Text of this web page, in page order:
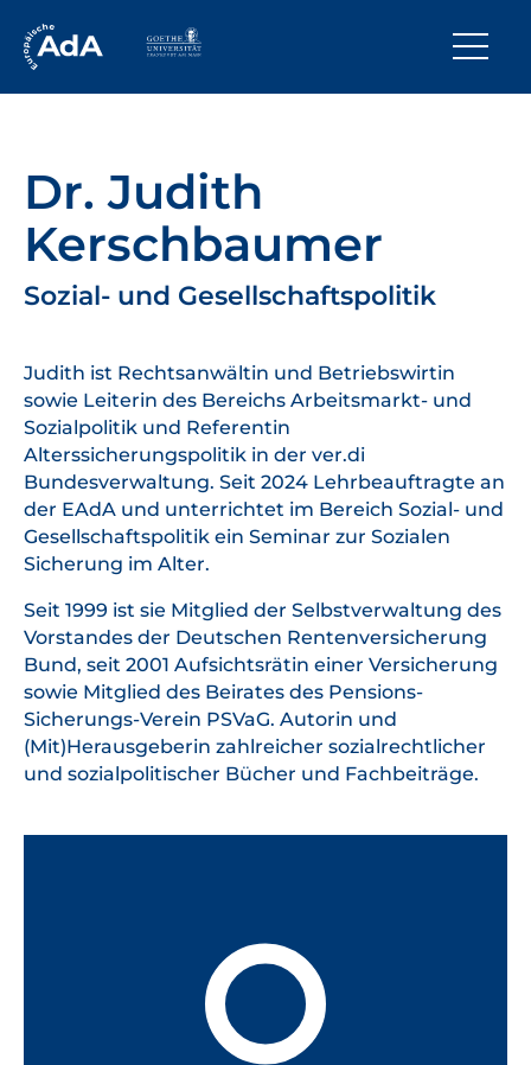
Dr. Judith
Kerschbaumer
Sozial- und Gesellschaftspolitik
Judith ist Rechtsanwältin und Betriebswirtin
sowie Leiterin des Bereichs Arbeitsmarkt- und
Sozialpolitik und Referentin
Alterssicherungspolitik in der ver.di
Bundesverwaltung. Seit 2024 Lehrbeauftragte an
der EAdA und unterrichtet im Bereich Sozial- und
Gesellschaftspolitik ein Seminar zur Sozialen
Sicherung im Alter.
Seit 1999 ist sie Mitglied der Selbstverwaltung des
Vorstandes der Deutschen Rentenversicherung
Bund, seit 2001 Aufsichtsrätin einer Versicherung
sowie Mitglied des Beirates des Pensions-
Sicherungs-Verein PSVaG. Autorin und
(Mit)Herausgeberin zahlreicher sozialrechtlicher
und sozialpolitischer Bücher und Fachbeiträge.